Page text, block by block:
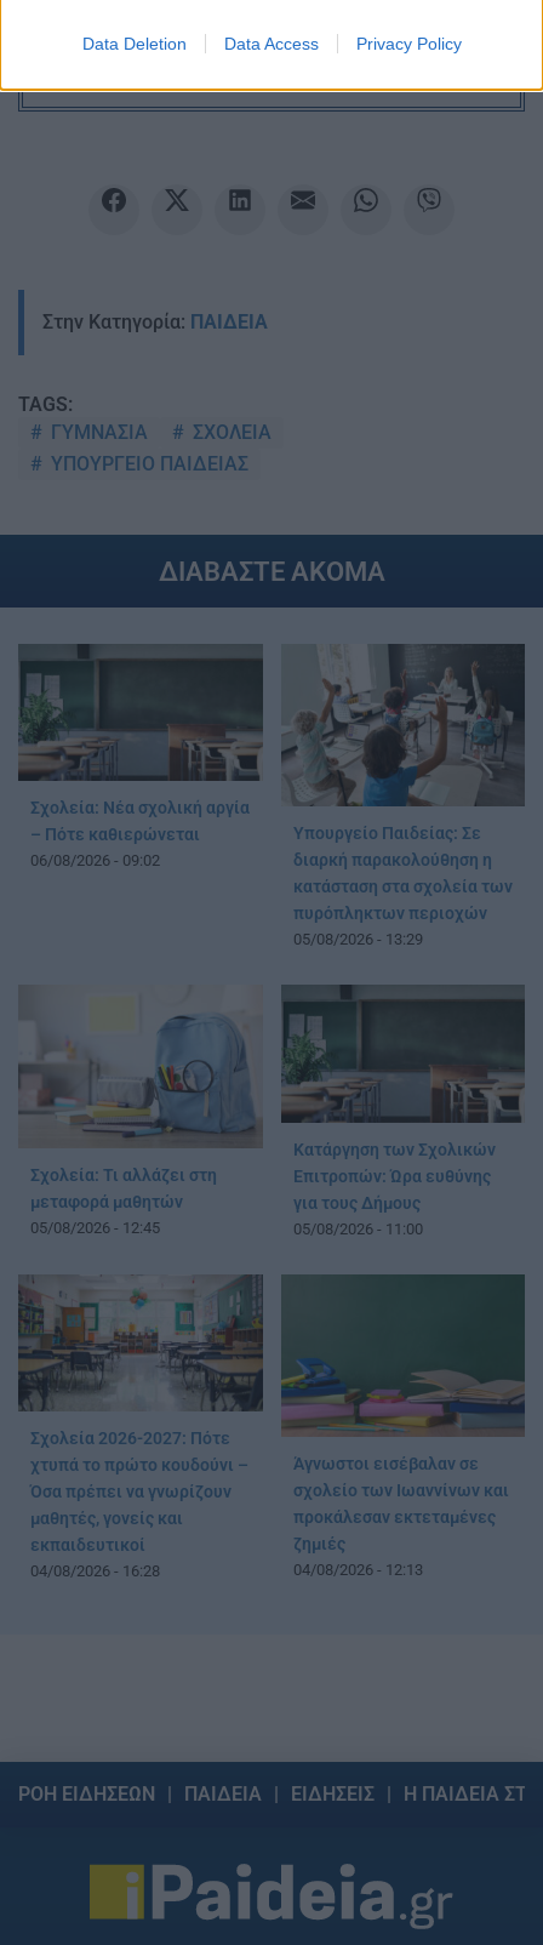
Data Deletion Data Access Privacy Policy
Tελευταίες Ειδήσειςγια την Παιδεία και την εργασία
iPaideia.gr
Στην Κατηγορία: ΠΑΙΔΕΙΑ
TAGS:
ΓΥΜΝΑΣΙΑ
ΣΧΟΛΕΙΑ
ΥΠΟΥΡΓΕΙΟ ΠΑΙΔΕΙΑΣ
ΔΙΑΒΑΣΤΕ ΑΚΟΜΑ
Σχολεία: Νέα σχολική αργία
– Πότε καθιερώνεται
06/08/2026 - 09:02
Υπουργείο Παιδείας: Σε
διαρκή παρακολούθηση η
κατάσταση στα σχολεία των
πυρόπληκτων περιοχών
05/08/2026 - 13:29
Σχολεία: Τι αλλάζει στη
μεταφορά μαθητών
05/08/2026 - 12:45
Κατάργηση των Σχολικών
Επιτροπών: Ώρα ευθύνης
για τους Δήμους
05/08/2026 - 11:00
Σχολεία 2026-2027: Πότε
χτυπά το πρώτο κουδούνι –
Όσα πρέπει να γνωρίζουν
μαθητές, γονείς και
εκπαιδευτικοί
04/08/2026 - 16:28
Άγνωστοι εισέβαλαν σε
σχολείο των Ιωαννίνων και
προκάλεσαν εκτεταμένες
ζημιές
04/08/2026 - 12:13
ΡΟΗ ΕΙΔΗΣΕΩΝ ΠΑΙΔΕΙΑ ΕΙΔΗΣΕΙΣ Η ΠΑΙΔΕΙΑ